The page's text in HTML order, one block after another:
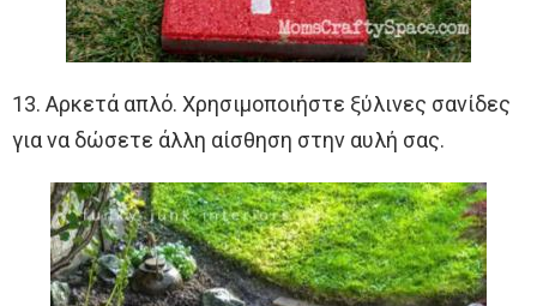
13. Αρκετά απλό. Χρησιμοποιήστε ξύλινες σανίδες
για να δώσετε άλλη αίσθηση στην αυλή σας.